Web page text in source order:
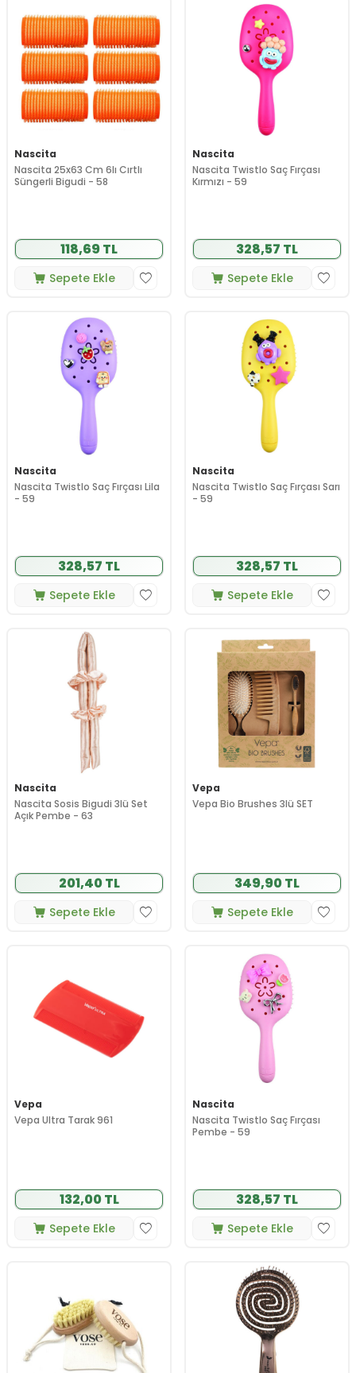
Nascita
Nascita 25x63 Cm 6lı Cırtlı
Süngerli Bigudi - 58
118,69 TL
Sepete Ekle
Nascita
Nascita Twistlo Saç Fırçası
Kırmızı - 59
328,57 TL
Sepete Ekle
Nascita
Nascita Twistlo Saç Fırçası Lila
- 59
328,57 TL
Sepete Ekle
Nascita
Nascita Twistlo Saç Fırçası Sarı
- 59
328,57 TL
Sepete Ekle
Nascita
Nascita Sosis Bigudi 3lü Set
Açık Pembe - 63
201,40 TL
Sepete Ekle
Vepa
Vepa Bio Brushes 3lü SET
349,90 TL
Sepete Ekle
Vepa
Vepa Ultra Tarak 961
132,00 TL
Sepete Ekle
Nascita
Nascita Twistlo Saç Fırçası
Pembe - 59
328,57 TL
Sepete Ekle